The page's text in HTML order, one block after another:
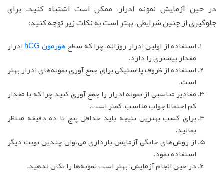
در حین آزمایش نمونه ادرار، ممکن است اشتباه کنید. برای
جلوگیری از چنین شرایطی، بهتر است به نکات زیر توجه کنید:
استفاده از اولین ادرار روزانه، چرا که سطحهورمون hCG
ادرار
مقدار بیشتری را دارد.
استفاده از ظروف پلاستیکی برای جمع آوری نمونه‌های ادرار بهتر
است.
مقادیر مناسبی از نمونه ادرار را جمع آوری کنید چرا که با مقدار
کم احتمالا جواب مناسب، کمتر است.
برای کسب بهترین نتیجه باید حداقل پنج تا ده دقیقه منتظر
بمانید.
از روش‌های خانگی آزمایش بارداری می‌توان چندین نوبت دیگر
استفاده نمود.
در حین انجام آزمایش، بهتر است نمونه‌ها را تکان ندهید.